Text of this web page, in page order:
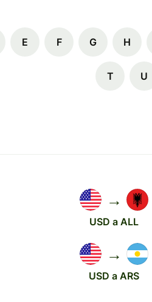
E F G H
T U
→
USD a ALL
→
USD a ARS